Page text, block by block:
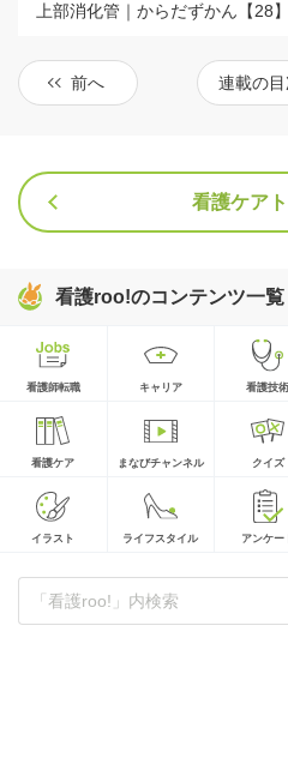
上部消化管｜からだずかん【28】
前へ 連載の
看護ケア
看護roo!のコンテンツ一覧
看護師転職 キャリア 看護技術
看護ケア まなびチャンネル クイズ
イラスト ライフスタイル アンケー